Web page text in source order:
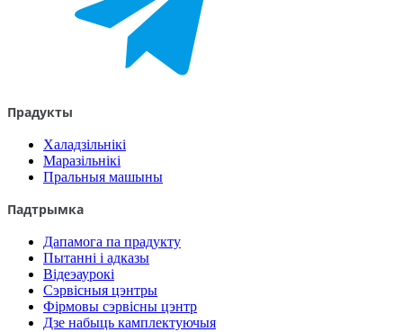
Прадукты
Халадзільнікі
Маразільнікі
Пральныя машыны
Падтрымка
Дапамога па прадукту
Пытанні і адказы
Відеэаурокі
Сэрвісныя цэнтры
Фірмовы сэрвісны цэнтр
Дзе набыць камплектуючыя